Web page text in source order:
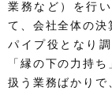
業務など）を行
て、会社全体の
パイプ役となり
「縁の下の力持
扱う業務ばかりで